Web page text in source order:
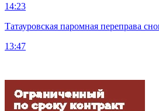
14:23
Татауровская паромная переправа
13:47